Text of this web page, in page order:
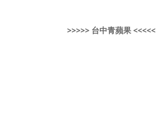
>>>>> 台中青蘋果 <<<<<